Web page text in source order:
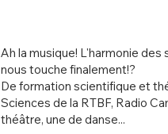
Ah la musique! L'harmonie
nous touche finalement!?
De formation scientifique et
Sciences de la RTBF, Radio
théâtre, une de danse...